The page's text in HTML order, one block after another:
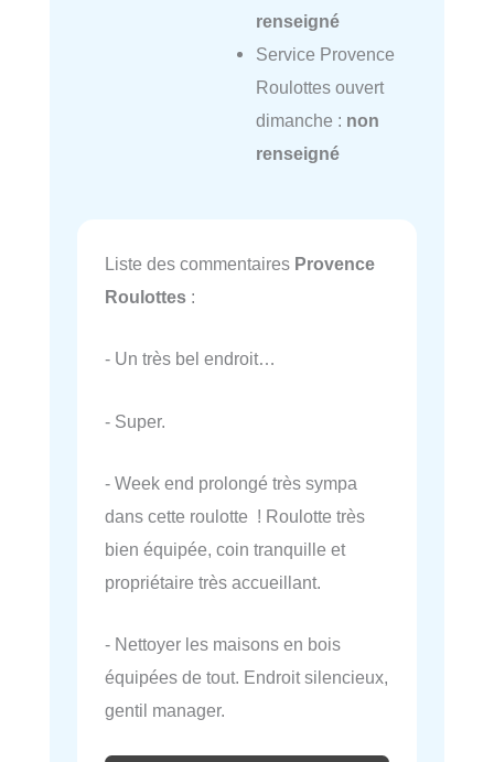
renseigné
Service Provence
Roulottes ouvert
dimanche : non
renseigné
Liste des commentaires Provence
Roulottes :
- Un très bel endroit…
- Super.
- Week end prolongé très sympa
dans cette roulotte ! Roulotte très
bien équipée, coin tranquille et
propriétaire très accueillant.
- Nettoyer les maisons en bois
équipées de tout. Endroit silencieux,
gentil manager.